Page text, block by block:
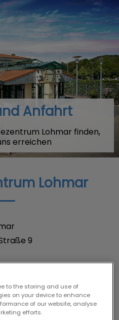
Anfahrt
Lohmar finden,
erreichen
Lohmar
9
bis 16:30 Uhr)
to the storing and use of
on your device to enhance
of our website, analyse
efforts.